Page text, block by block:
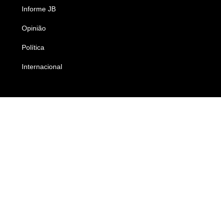
Informe JB
Opinião
Política
Internacional